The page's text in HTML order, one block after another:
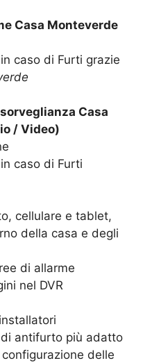
Casa Monteverde
caso di Furti grazie
Casa
/ Video)
caso di Furti
cellulare e tablet,
della casa e degli
di allarme
nel DVR
antifurto più adatto
delle